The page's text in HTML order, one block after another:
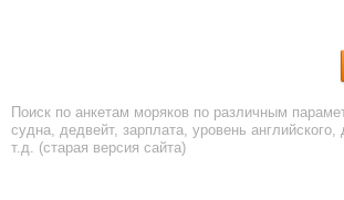
Поиск по анкетам моряков по различным
судна, дедвейт, зарплата, уровень английского,
т.д. (старая версия сайта)